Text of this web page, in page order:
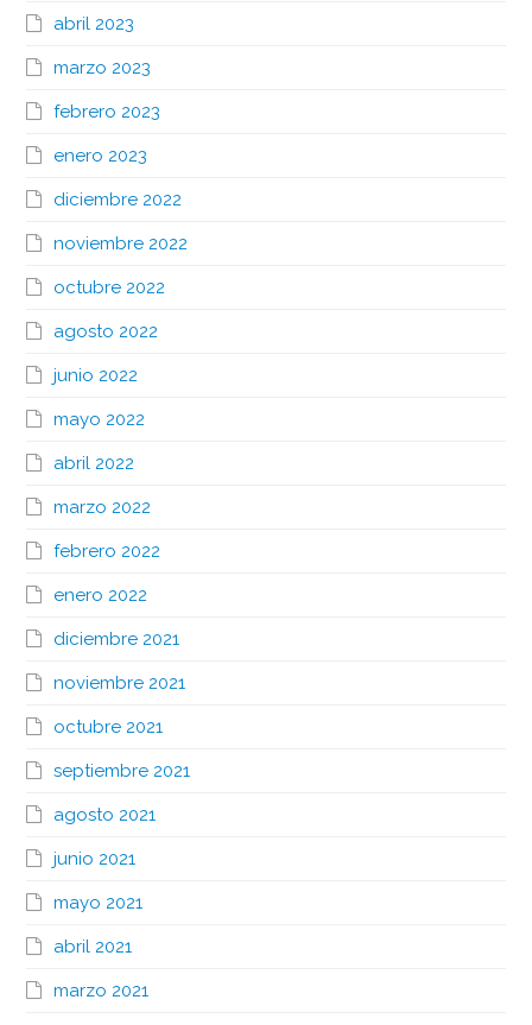
abril 2023
marzo 2023
febrero 2023
enero 2023
diciembre 2022
noviembre 2022
octubre 2022
agosto 2022
junio 2022
mayo 2022
abril 2022
marzo 2022
febrero 2022
enero 2022
diciembre 2021
noviembre 2021
octubre 2021
septiembre 2021
agosto 2021
junio 2021
mayo 2021
abril 2021
marzo 2021